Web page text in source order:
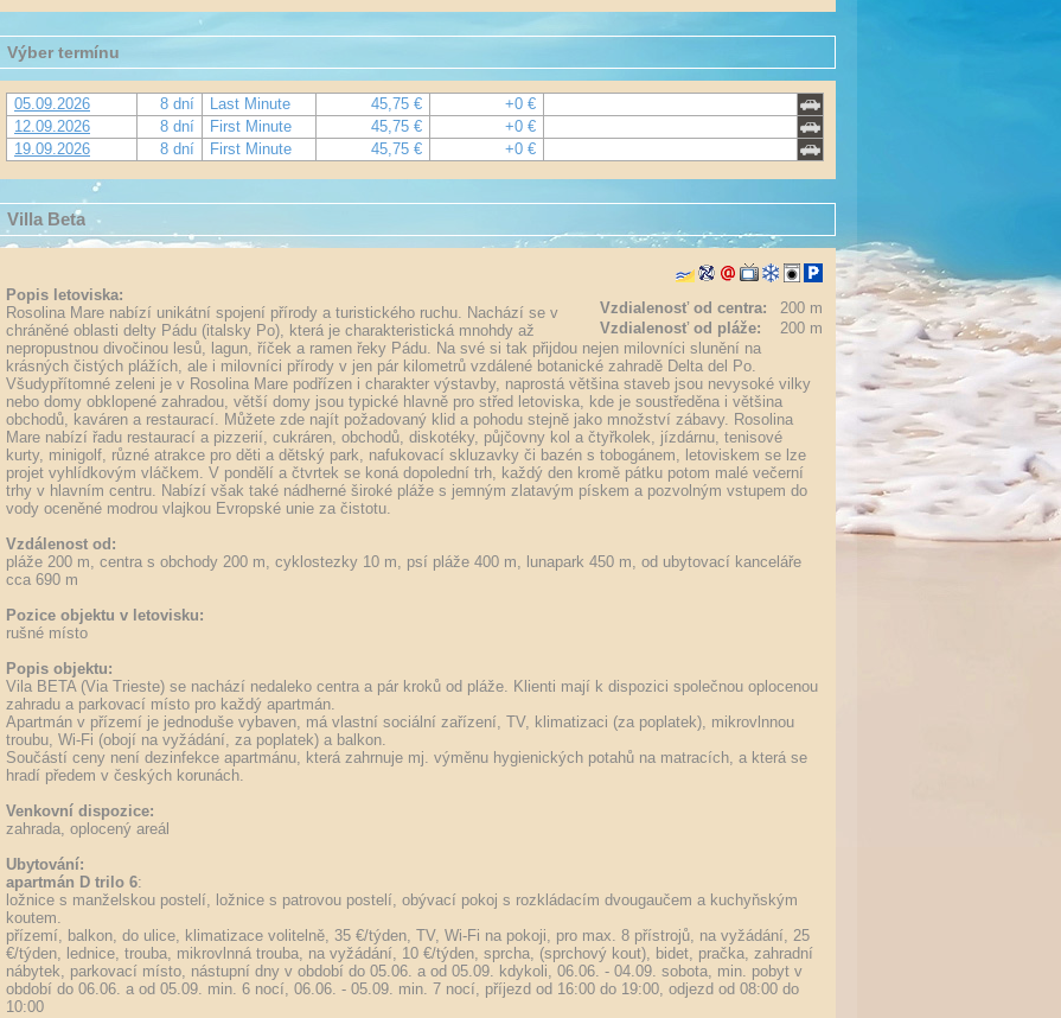
Výber termínu
05.09.2026 8 dní Last Minute 45,75 €
+0 €
12.09.2026
8 dní First Minute 45,75 €
+0 €
19.09.2026
8 dní First Minute 45,75 € +0 €
Villa Beta
Vzdialenosť od centra:
200 m
Vzdialenosť od pláže:
200 m
Popis letoviska:
Rosolina Mare nabízí unikátní spojení přírody a turistického ruchu. Nachází se v
chráněné oblasti delty Pádu (italsky Po), která je charakteristická mnohdy až
nepropustnou divočinou lesů, lagun, říček a ramen řeky Pádu. Na své si tak přijdou nejen milovníci slunění na
krásných čistých plážích, ale i milovníci přírody v jen pár kilometrů vzdálené botanické zahradě Delta del Po.
Všudypřítomné zeleni je v Rosolina Mare podřízen i charakter výstavby, naprostá většina staveb jsou nevysoké vilky
nebo domy obklopené zahradou, větší domy jsou typické hlavně pro střed letoviska, kde je soustředěna i většina
obchodů, kaváren a restaurací. Můžete zde najít požadovaný klid a pohodu stejně jako množství zábavy. Rosolina
Mare nabízí řadu restaurací a pizzerií, cukráren, obchodů, diskotéky, půjčovny kol a čtyřkolek, jízdárnu, tenisové
kurty, minigolf, různé atrakce pro děti a dětský park, nafukovací skluzavky či bazén s tobogánem, letoviskem se lze
projet vyhlídkovým vláčkem. V pondělí a čtvrtek se koná dopolední trh, každý den kromě pátku potom malé večerní
trhy v hlavním centru. Nabízí však také nádherné široké pláže s jemným zlatavým pískem a pozvolným vstupem do
vody oceněné modrou vlajkou Evropské unie za čistotu.
Vzdálenost od:
pláže 200 m, centra s obchody 200 m, cyklostezky 10 m, psí pláže 400 m, lunapark 450 m, od ubytovací kanceláře
cca 690 m
Pozice objektu v letovisku:
rušné místo
Popis objektu:
Vila BETA (Via Trieste) se nachází nedaleko centra a pár kroků od pláže. Klienti mají k dispozici společnou oplocenou
zahradu a parkovací místo pro každý apartmán.
Apartmán v přízemí je jednoduše vybaven, má vlastní sociální zařízení, TV, klimatizaci (za poplatek), mikrovlnnou
troubu, Wi-Fi (obojí na vyžádání, za poplatek) a balkon.
Součástí ceny není dezinfekce apartmánu, která zahrnuje mj. výměnu hygienických potahů na matracích, a která se
hradí předem v českých korunách.
Venkovní dispozice:
zahrada, oplocený areál
Ubytování:
apartmán D trilo 6:
ložnice s manželskou postelí, ložnice s patrovou postelí, obývací pokoj s rozkládacím dvougaučem a kuchyňským
koutem.
přízemí, balkon, do ulice, klimatizace volitelně, 35 €/týden, TV, Wi-Fi na pokoji, pro max. 8 přístrojů, na vyžádání, 25
€/týden, lednice, trouba, mikrovlnná trouba, na vyžádání, 10 €/týden, sprcha, (sprchový kout), bidet, pračka, zahradní
nábytek, parkovací místo, nástupní dny v období do 05.06. a od 05.09. kdykoli, 06.06. - 04.09. sobota, min. pobyt v
období do 06.06. a od 05.09. min. 6 nocí, 06.06. - 05.09. min. 7 nocí, příjezd od 16:00 do 19:00, odjezd od 08:00 do
10:00